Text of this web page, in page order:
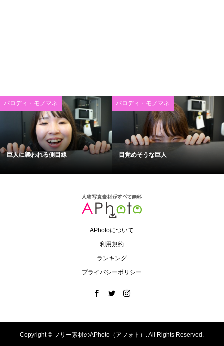
パロディ・モノマネ
巨人に襲われる側目線
パロディ・モノマネ
目覚めそうな巨人
APhotoについて
利用規約
ランキング
プライバシーポリシー
Copyright © フリー素材のAPhoto（アフォト）. All Rights Reserved.